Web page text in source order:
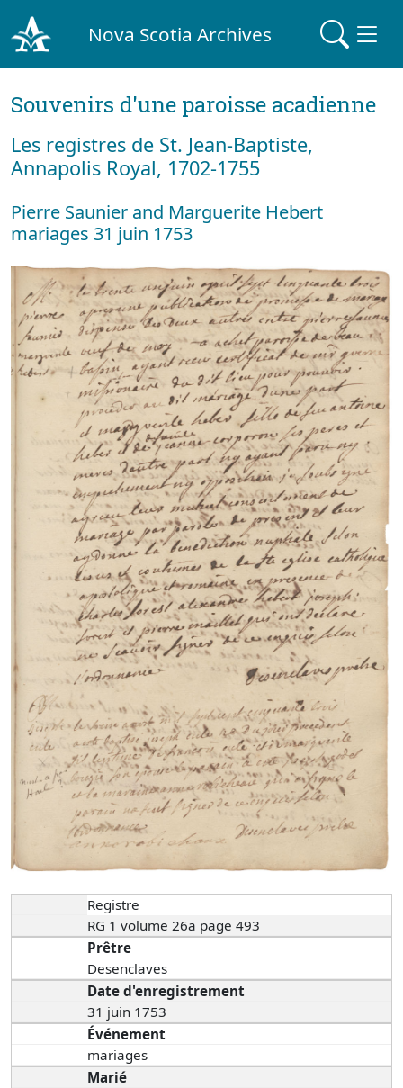
Nova Scotia Archives
Souvenirs d'une paroisse acadienne
Les registres de St. Jean-Baptiste,
Annapolis Royal, 1702-1755
Pierre Saunier and Marguerite Hebert
mariages 31 juin 1753
Registre
RG 1 volume 26a page 493
Prêtre
Desenclaves
Date d'enregistrement
31 juin 1753
Événement
mariages
Marié